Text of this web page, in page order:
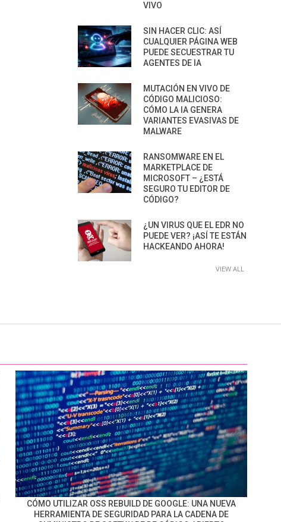
VIVO
SIN HACER CLIC: ASÍ
CUALQUIER PÁGINA WEB
PUEDE SECUESTRAR TU
AGENTES DE IA
MUTACIÓN EN VIVO DE
CÓDIGO MALICIOSO:
CÓMO LA IA GENERA
VARIANTES EVASIVAS DE
MALWARE
RANSOMWARE EN EL
MARKETPLACE DE
MICROSOFT – ¿ESTÁ
SEGURO TU EDITOR DE
CÓDIGO?
¿UN VIRUS QUE EL EDR NO
PUEDE VER? ¡ASÍ TE ESTÁN
HACKEANDO AHORA!
VIEW ALL
CÓMO UTILIZAR OSS REBUILD DE GOOGLE: UNA NUEVA
HERRAMIENTA DE SEGURIDAD PARA LA CADENA DE